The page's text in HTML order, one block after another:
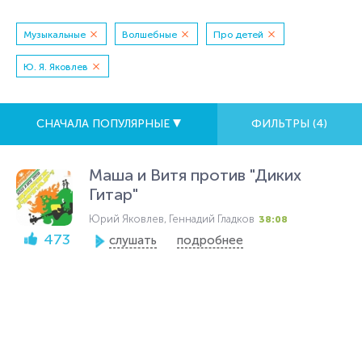
Музыкальные Волшебные Про детей
Ю. Я. Яковлев
СНАЧАЛА ПОПУЛЯРНЫЕ ФИЛЬТРЫ (4)
473
Маша и Витя против "Диких
Гитар"
Юрий Яковлев, Геннадий Гладков 38:08
слушать подробнее